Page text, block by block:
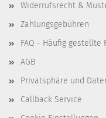
Widerrufsrecht &
Zahlungsgebühren
FAQ - Häufig gestellte
AGB
Privatsphäre und
Callback Service